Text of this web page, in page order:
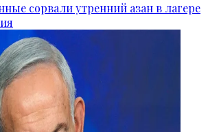
сорвали утренний азан в лагере